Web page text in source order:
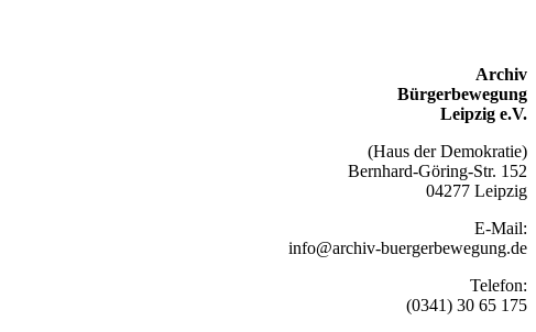
Archiv
Bürgerbewegung
Leipzig e.V.
(Haus der Demokratie)
Bernhard-Göring-Str. 152
04277 Leipzig
E-Mail:
info@archiv-buergerbewegung.de
Telefon:
(0341) 30 65 175